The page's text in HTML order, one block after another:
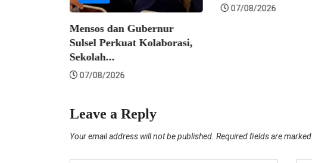
Mensos dan Gubernur
Sulsel Perkuat Kolaborasi,
Sekolah...
07/08/2026
07/08/2026
Leave a Reply
Your email address will not be published. Required fields are marked